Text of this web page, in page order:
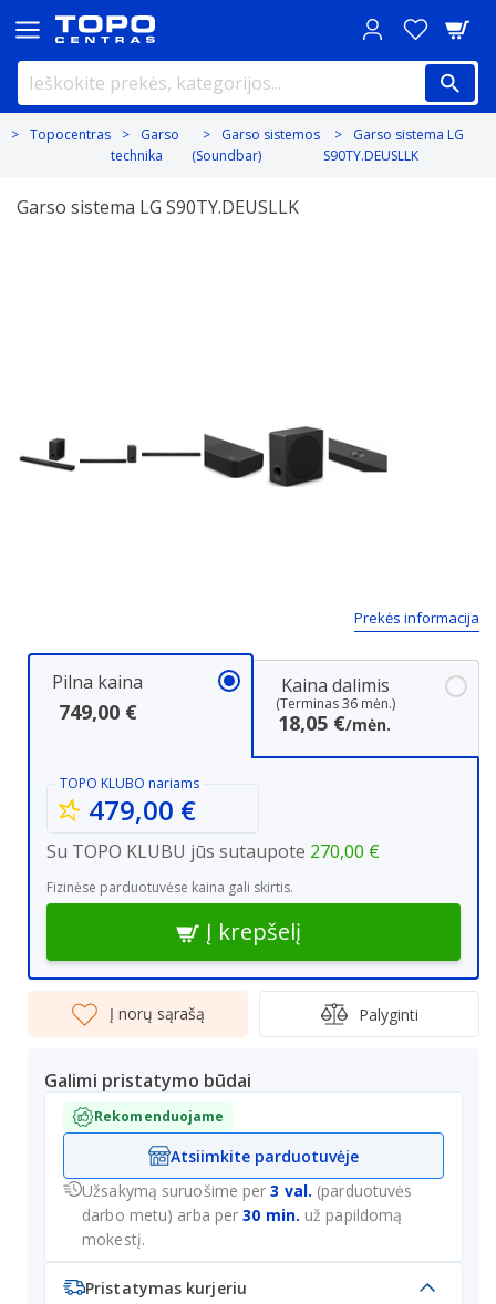
Topocentras
Garso
technika
Garso sistemos
(Soundbar)
Garso sistema LG
S90TY.DEUSLLK
Garso sistema LG S90TY.DEUSLLK
Prekės informacija
Pilna kaina
749,00 €
Kaina dalimis
(Terminas 36 mėn.)
18,05 €/mėn.
TOPO KLUBO nariams
479,00 €
Su TOPO KLUBU jūs sutaupote 270,00 €
Fizinėse parduotuvėse kaina gali skirtis.
Į krepšelį
Į norų sąrašą Palyginti
Galimi pristatymo būdai
Rekomenduojame
Atsiimkite parduotuvėje
Užsakymą suruošime per3 val. (parduotuvės
darbo metu) arba per30 min. už papildomą
mokestį.
Pristatymas kurjeriu